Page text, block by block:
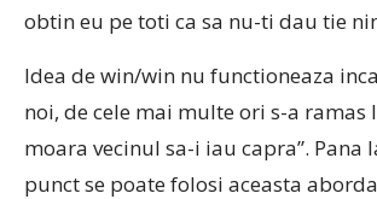
obtin eu pe toti ca sa nu-ti dau tie
Idea de win/win nu functioneaza
noi, de cele mai multe ori s-a ramas
moara vecinul sa-i iau capra”. Pana
punct se poate folosi aceasta